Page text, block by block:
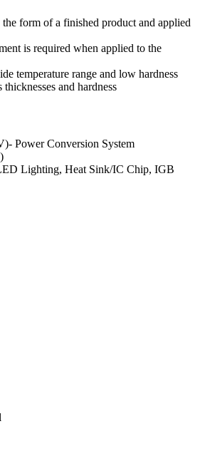
form of a finished product and applied
is required when applied to the
temperature range and low hardness
and hardness
Power Conversion System
Lighting, Heat Sink/IC Chip, IGB